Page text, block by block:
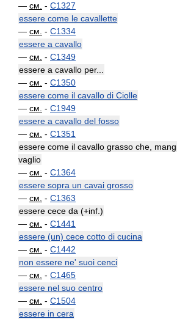
— см. - C1327
essere come le cavallette
— см. - C1334
essere a cavallo
— см. - C1349
essere a cavallo per...
— см. - C1350
essere come il cavallo di Ciolle
— см. - C1949
essere a cavallo del fosso
— см. - C1351
essere come il cavallo grasso che,
vaglio
— см. - C1364
essere sopra un cavai grosso
— см. - C1363
essere cece da (+inf.)
— см. - C1441
essere (un) cece cotto di cucina
— см. - C1442
non essere ne' suoi cenci
— см. - C1465
essere nel suo centro
— см. - C1504
essere in cera